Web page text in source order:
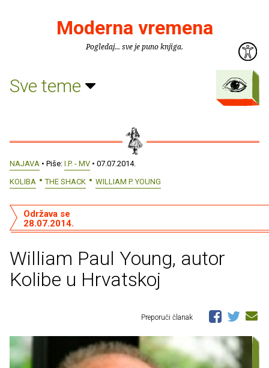
Moderna vremena
Pogledaj... sve je puno knjiga.
Sve teme
NAJAVA • Piše: I.P. - MV • 07.07.2014.
KOLIBA
THE SHACK WILLIAM P. YOUNG
William Paul Young, autor
Kolibe u Hrvatskoj
Održava se
28.07.2014.
Preporuči članak